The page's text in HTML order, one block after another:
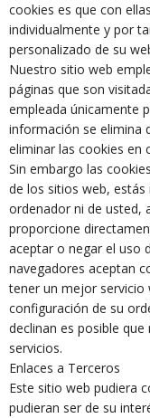
cookies es que con
individualmente y por
personalizado de su
Nuestro sitio web
páginas que son
empleada únicamente
información se elimina
eliminar las cookies en
Sin embargo las
de los sitios web,
ordenador ni de usted,
proporcione
aceptar o negar el uso
navegadores aceptan
tener un mejor servicio
configuración de su
declinan es posible
servicios.
Enlaces a Terceros
Este sitio web pudiera
pudieran ser de su